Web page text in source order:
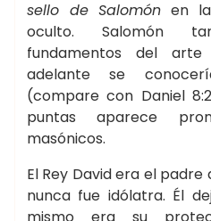
sello de Salomón en
oculto. Salomón
fundamentos del
adelante se
(compare con Daniel
puntas aparece
masónicos.
El Rey David era el padre
nunca fue idólatra. Él